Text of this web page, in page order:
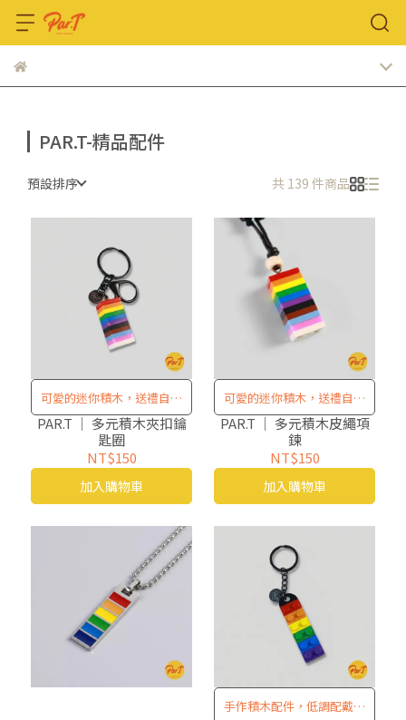
PAR.T-精品配件
預設排序 共 139 件商品
可愛的迷你積木，送禮自用
兩相宜！
PAR.T ｜ 多元積木夾扣鑰
匙圈
NT$150
加入購物車
可愛的迷你積木，送禮自用
兩相宜！
PAR.T ｜ 多元積木皮繩項
鍊
NT$150
加入購物車
手作積木配件，低調配戴清